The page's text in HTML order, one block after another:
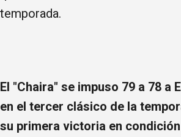
temporada.
El "Chaira" se impuso 79 a 78 a
en el tercer clásico de la
su primera victoria en